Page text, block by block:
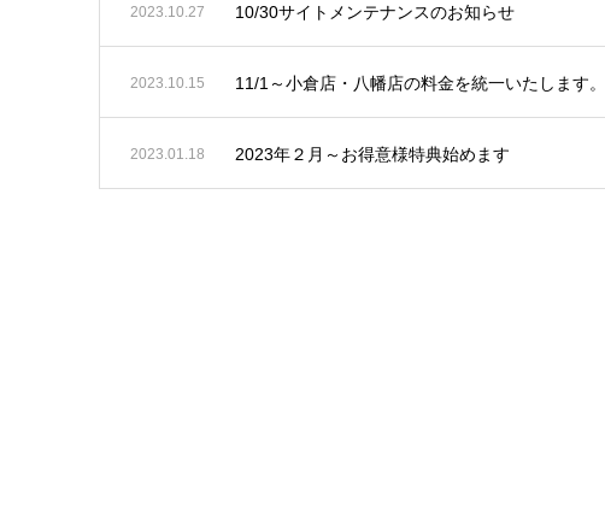
2023.10.27 10/30サイトメンテナンスのお知らせ
2023.10.15 11/1～小倉店・八幡店の料金を統一いたします。
2023.01.18 2023年２月～お得意様特典始めます